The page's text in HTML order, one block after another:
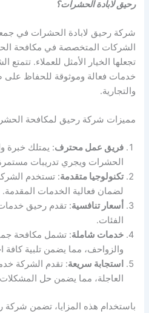
رحيق لابادة الحشرات؟
شركة رحيق لابادة الحشرات في
الشركات المتخصصة في مكافحة
تجعلها الخيار الأمثل للعملاء.
خدمات فعالة وموثوقة للحفاظ على
والتجارية.
مميزات شركة رحيق لمكافحة
فريق عمل محترف: يمتلك خبرة
الحشرات ويجري تدريبات
تكنولوجيا متقدمة: تستخدم
لضمان فعالية الخدمات المقدمة.
أسعار تنافسية: تقدم رحيق
الفئات.
خدمات شاملة: تشمل مكافحة
والزواحف، مما يضمن تلبية كافة
استجابة سريعة: تقدم الشركة
العاجلة، مما يضمن حل
باستخدام هذه المزايا، تضمن شركة